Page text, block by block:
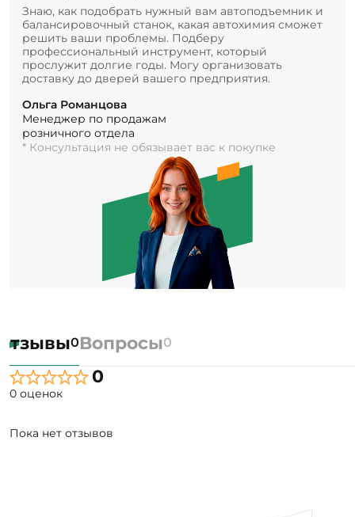
Знаю, как подобрать нужный вам автоподъемник и
балансировочный станок, какая автохимия сможет
решить ваши проблемы. Подберу
профессиональный инструмент, который
прослужит долгие годы. Могу организовать
доставку до дверей вашего предприятия.
Ольга Романцова
Менеджер по продажам
розничного отдела
* Консультация не обязывает вас к покупке
0Вопросы0
0
0 оценок
Пока нет отзывов